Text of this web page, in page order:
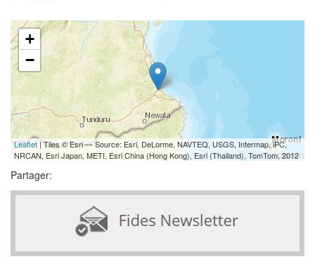
+
−
Leaflet | Tiles © Esri — Source: Esri, DeLorme, NAVTEQ, USGS, Intermap, iPC,
NRCAN, Esri Japan, METI, Esri China (Hong Kong), Esri (Thailand), TomTom, 2012
Partager: